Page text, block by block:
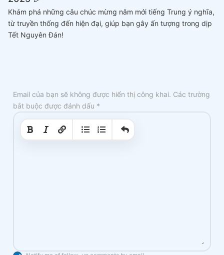
Khám phá những câu chúc mừng năm mới tiếng Trung ý nghĩa,
từ truyền thống đến hiện đại, giúp bạn gây ấn tượng trong dịp
Tết Nguyên Đán!
Email của bạn sẽ không được hiển thị công khai. Các trường
bắt buộc được đánh dấu *